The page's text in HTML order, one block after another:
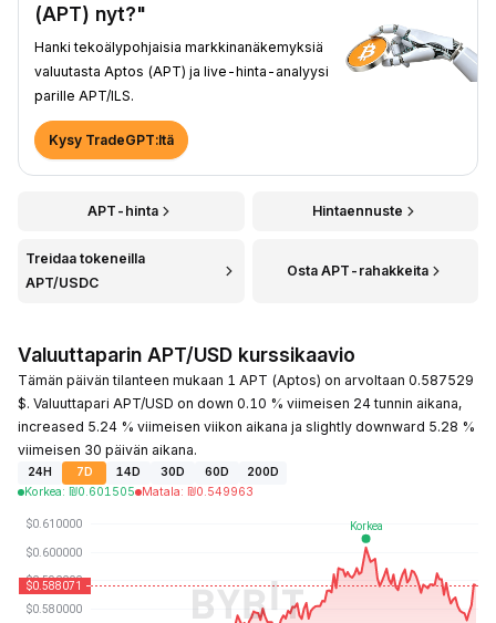
(APT) nyt?"
Hanki tekoälypohjaisia markkinanäkemyksiä
valuutasta Aptos (APT) ja live-hinta-analyysi
parille APT/ILS.
Kysy TradeGPT:ltä
APT-hinta Hintaennuste
Treidaa tokeneilla
APT/USDC
Osta APT-rahakkeita
Valuuttaparin APT/USD kurssikaavio
Tämän päivän tilanteen mukaan 1 APT (Aptos) on arvoltaan 0.587529
$. Valuuttapari APT/USD on down 0.10 % viimeisen 24 tunnin aikana,
increased 5.24 % viimeisen viikon aikana ja slightly downward 5.28 %
viimeisen 30 päivän aikana.
24H 7D 14D 30D 60D
200D
Korkea: ₪0.601505 Matala: ₪0.549963